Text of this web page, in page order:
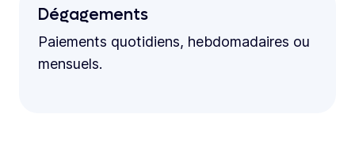
Dégagements
Paiements quotidiens, hebdomadaires ou
mensuels.